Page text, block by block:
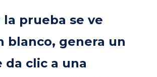
prueba se ve
blanco, genera un
da clic a una